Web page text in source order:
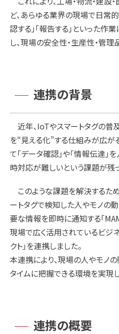
ど、あらゆる業界の現場で日常的
認する」「報告する」といった
し、現場の安全性・生産性・管
連携の背景
近年、IoTやスマートタグの普
を“見える化”する仕組みが広が
て「データ確認」や「情報伝達」
時対応が難しいという課題が残
このような課題を解決するた
ートタグで検知した人やモノの
要な情報を即時に通知する「
現場で広く活用されているビジ
クト」を連携しました。
本連携により、現場の人やモノ
タイムに把握できる環境を実現し
連携の概要